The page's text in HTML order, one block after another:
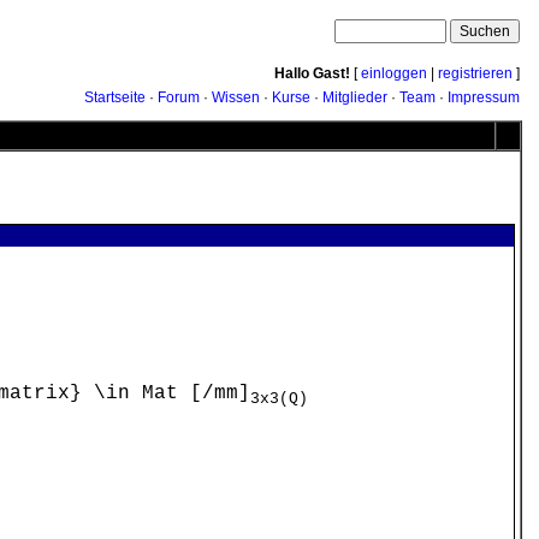
Hallo Gast! [einloggen registrieren ]
Startseite · Forum · Wissen · Kurse · Mitglieder · Team · Impressum
\in Mat [/mm] 3x3(Q)